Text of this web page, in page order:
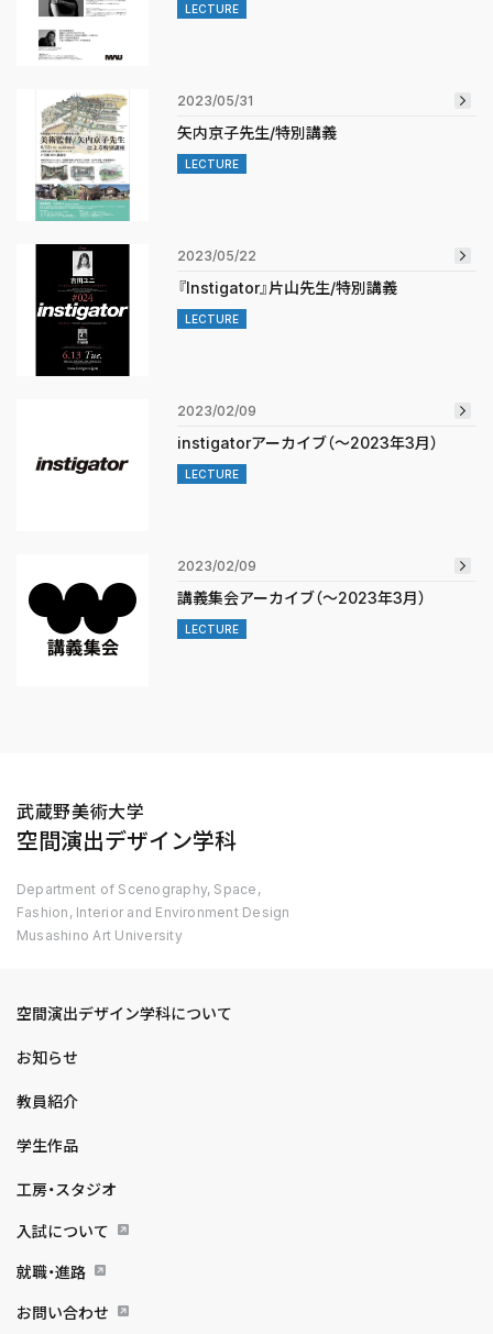
LECTURE
LECTURE
2023/05/31
矢内京子先生/特別講義
LECTURE
2023/05/22
『Instigator』片山先生/特別講義
LECTURE
2023/02/09
instigatorアーカイブ（〜2023年3月）
LECTURE
2023/02/09
講義集会アーカイブ（〜2023年3月）
武蔵野美術大学
空間演出デザイン学科
Department of Scenography, Space,
Fashion, Interior and Environment Design
Musashino Art University
空間演出デザイン学科について
お知らせ
教員紹介
学生作品
工房・スタジオ
入試について
就職・進路
お問い合わせ